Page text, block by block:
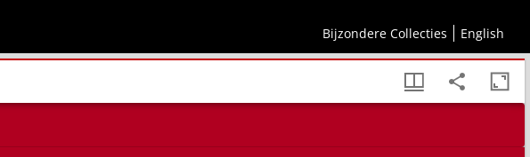
Bijzondere Collecties English